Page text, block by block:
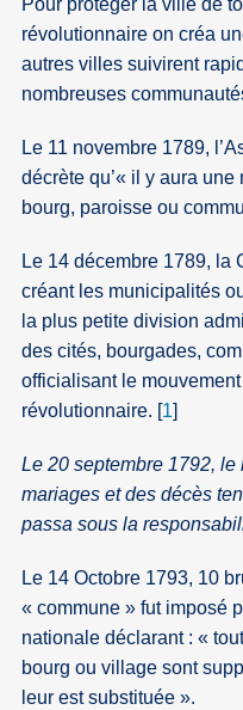
Pour protéger la ville de
révolutionnaire on créa
autres villes suivirent
nombreuses
Le 11 novembre 1789,
décrète qu’« il y aura
bourg, paroisse ou
Le 14 décembre 1789, la
créant les municipalités
la plus petite division
des cités, bourgades,
officialisant le
révolutionnaire. 1
Le 20 septembre 1792,
mariages et des décès
passa sous la
Le 14 Octobre 1793, 10
« commune » fut imposé
nationale déclarant : «
bourg ou village sont
leur est substituée ».